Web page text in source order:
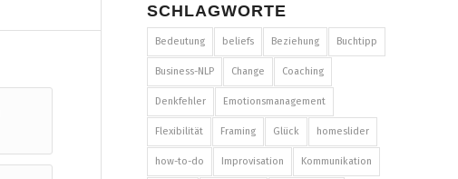
SCHLAGWORTE
Bedeutung beliefs Beziehung Buchtipp
Business-NLP Change Coaching
Denkfehler Emotionsmanagement
Flexibilität Framing Glück homeslider
how-to-do Improvisation Kommunikation